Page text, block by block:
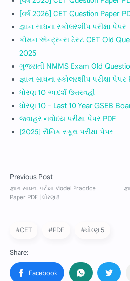
[વર્ષ 2026] CET Question Paper
જ્ઞાન સાધના સ્કોલરશીપ પરીક્ષા પેપર
કોમન એન્ટ્રન્સ ટેસ્ટ CET Old
2025
ગુજરાતી NMMS Exam Old
જ્ઞાન સાધના સ્કોલરશીપ પરીક્ષા
ધોરણ 10 આદર્શ ઉત્તરવહી
ધોરણ 10 - Last 10 Year GSEB
જવાહર નવોદય પરીક્ષા પેપર PDF
[2025] સૈનિક સ્કૂલ પરીક્ષા પેપર
#CET #PDF #ધોરણ 5